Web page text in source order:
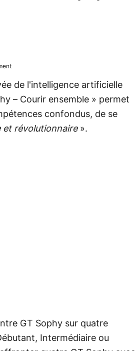
de l'intelligence artificielle
– Courir ensemble » permet
confondus, de se
et révolutionnaire».
GT Sophy sur quatre
Intermédiaire ou